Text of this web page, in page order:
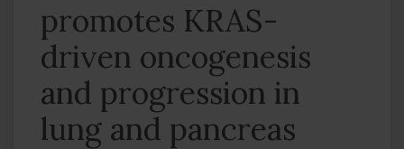
promotes KRAS-
driven oncogenesis
and progression in
lung and pancreas